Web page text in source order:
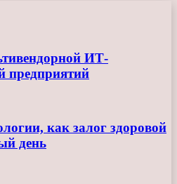
ИТ-
предприятий
как залог здоровой
день